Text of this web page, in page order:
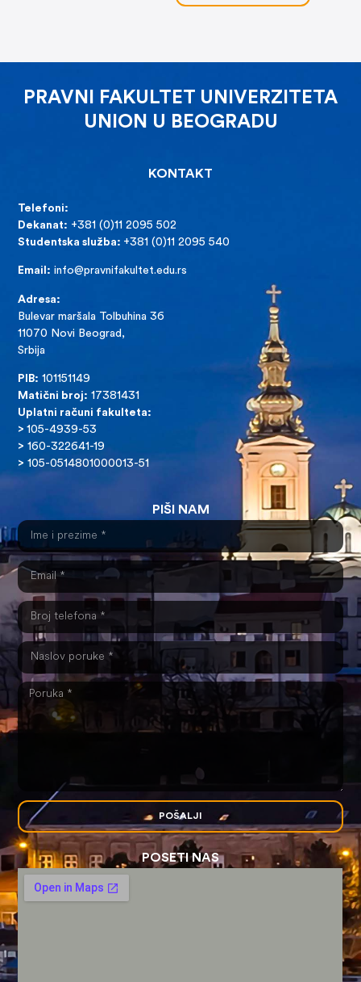
PRAVNI FAKULTET UNIVERZITETA
UNION U BEOGRADU
KONTAKT
Telefoni:
Dekanat: +381 (0)11 2095 502
Studentska služba: +381 (0)11 2095 540
Email: info@pravnifakultet.edu.rs
Adresa:
Bulevar maršala Tolbuhina 36
11070 Novi Beograd,
Srbija
PIB: 101151149
Matični broj: 17381431
Uplatni računi fakulteta:
>105-4939-53
> 160-322641-19
> 105-0514801000013-51
PIŠI NAM
POŠALJI
POSETI NAS